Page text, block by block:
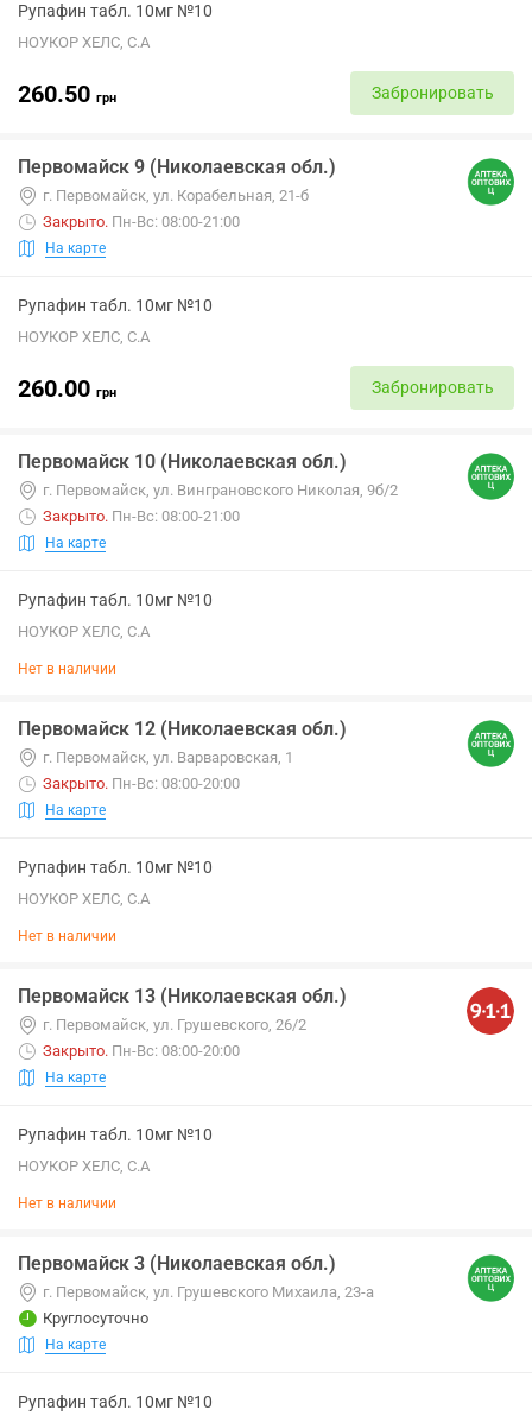
Рупафин табл. 10мг №10
НОУКОР ХЕЛС, С.А
260.50 грн Забронировать
Первомайск 9 (Николаевская обл.)
г. Первомайск, ул. Корабельная, 21-б
Закрыто. Пн-Вс: 08:00-21:00
На карте
Рупафин табл. 10мг №10
НОУКОР ХЕЛС, С.А
260.00 грн Забронировать
Первомайск 10 (Николаевская обл.)
г. Первомайск, ул. Винграновского Николая, 9б/2
Закрыто. Пн-Вс: 08:00-21:00
На карте
Рупафин табл. 10мг №10
НОУКОР ХЕЛС, С.А
Нет в наличии
Первомайск 12 (Николаевская обл.)
г. Первомайск, ул. Варваровская, 1
Закрыто. Пн-Вс: 08:00-20:00
На карте
Рупафин табл. 10мг №10
НОУКОР ХЕЛС, С.А
Нет в наличии
Первомайск 13 (Николаевская обл.)
г. Первомайск, ул. Грушевского, 26/2
Закрыто. Пн-Вс: 08:00-20:00
На карте
Рупафин табл. 10мг №10
НОУКОР ХЕЛС, С.А
Нет в наличии
Первомайск 3 (Николаевская обл.)
г. Первомайск, ул. Грушевского Михаила, 23-а
Круглосуточно
На карте
Рупафин табл. 10мг №10